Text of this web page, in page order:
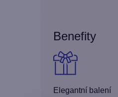
Benefity
Elegantní balení